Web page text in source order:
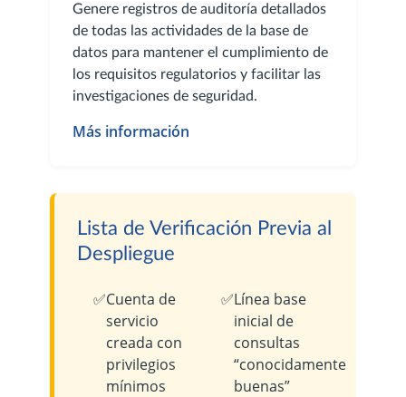
Genere registros de auditoría detallados
de todas las actividades de la base de
datos para mantener el cumplimiento de
los requisitos regulatorios y facilitar las
investigaciones de seguridad.
Más información
Lista de Verificación Previa al
Despliegue
Cuenta de
servicio
creada con
privilegios
mínimos
Línea base
inicial de
consultas
“conocidamente
buenas”